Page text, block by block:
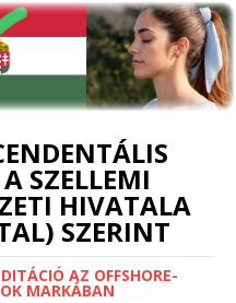
SZELLEMI
HIVATALA
SZERINT
AZ OFFSHORE-
MARKÁBAN